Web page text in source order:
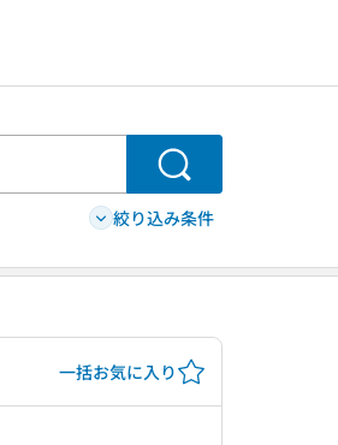
検索
絞り込み条件
一括お気に入り